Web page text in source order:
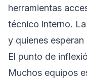
herramientas
técnico interno.
y quienes
El punto de
Muchos equipos